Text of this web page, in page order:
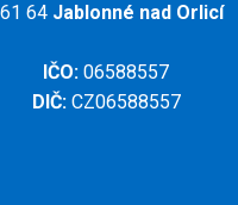
64 Jablonné nad Orlicí
IČO: 06588557
DIČ:CZ06588557